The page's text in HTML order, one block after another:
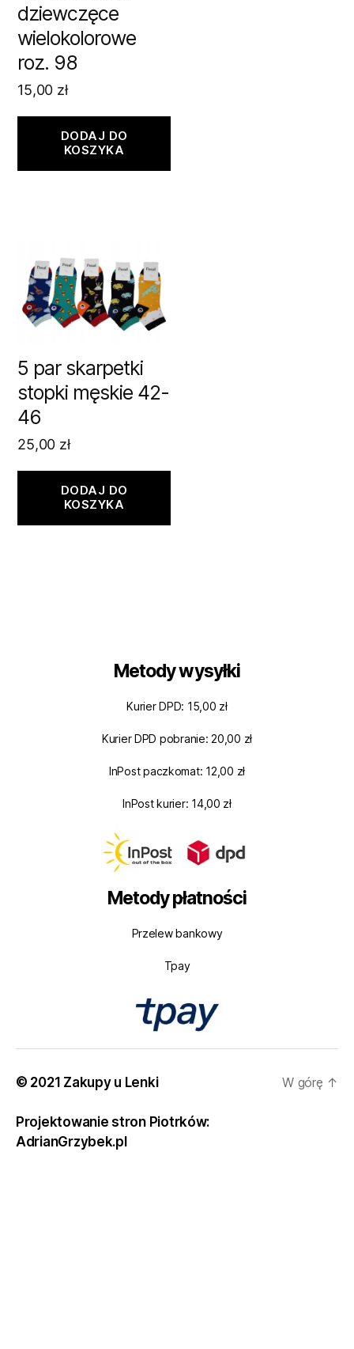
dziewczęce
wielokolorowe
roz. 98
15,00 zł
DODAJ DO
KOSZYKA
5 par skarpetki
stopki męskie 42-
46
25,00 zł
DODAJ DO
KOSZYKA
Metody wysyłki
Kurier DPD: 15,00 zł
Kurier DPD pobranie: 20,00 zł
InPost paczkomat: 12,00 zł
InPost kurier: 14,00 zł
Metody płatności
Przelew bankowy
Tpay
© 2021 Zakupy u Lenki
Projektowanie stron Piotrków:
AdrianGrzybek.pl
W górę ↑